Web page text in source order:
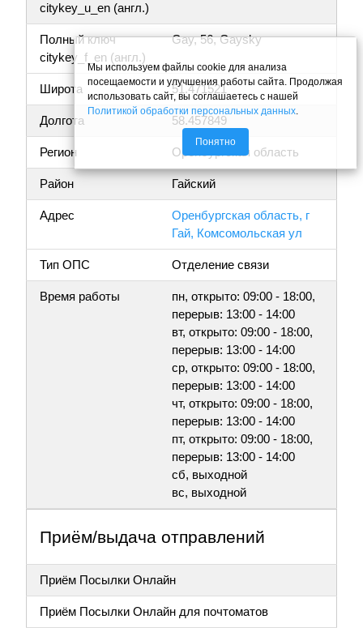
citykey_u_en (англ.)
Полный ключ
citykey_f_en (англ.)
Gay, 56, Gaysky
Широта 51.471521
Долгота 58.457849
Регион Оренбургская область
Район Гайский
Адрес
Оренбургская область, г
Гай, Комсомольская ул
Тип ОПС Отделение связи
Время работы
пн, открыто: 09:00 - 18:00,
перерыв: 13:00 - 14:00
вт, открыто: 09:00 - 18:00,
перерыв: 13:00 - 14:00
ср, открыто: 09:00 - 18:00,
перерыв: 13:00 - 14:00
чт, открыто: 09:00 - 18:00,
перерыв: 13:00 - 14:00
пт, открыто: 09:00 - 18:00,
перерыв: 13:00 - 14:00
сб, выходной
вс, выходной
Приём/выдача отправлений
Приём Посылки Онлайн
Приём Посылки Онлайн для почтоматов
Мы используем файлы cookie для анализа
посещаемости и улучшения работы сайта. Продолжая
использовать сайт, вы соглашаетесь с нашей
Политикой обработки персональных данных.
Понятно